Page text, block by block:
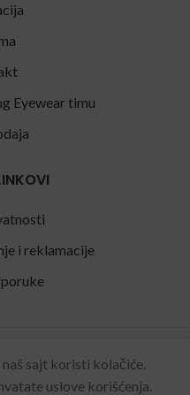
Eyewear timu
i reklamacije
zadržana. Made by
sajt koristi kolačiće.
uslove korišćenja.